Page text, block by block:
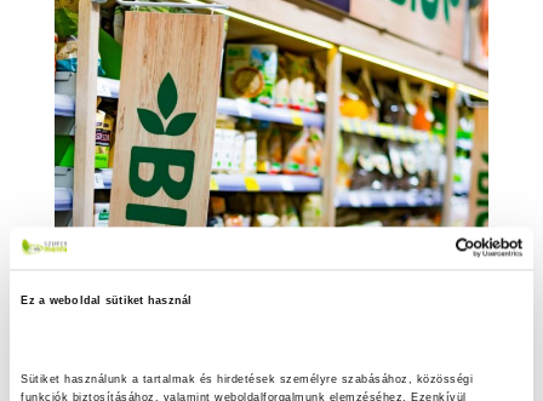
Ez a weboldal sütiket használ
Sütiket használunk a tartalmak és hirdetések személyre szabásához, közösségi
funkciók biztosításához, valamint weboldalforgalmunk elemzéséhez. Ezenkívül